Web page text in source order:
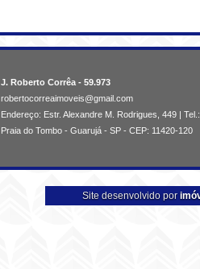
J. Roberto Corrêa - 59.973
robertocorreaimoveis@gmail.com
Endereço: Estr. Alexandre M. Rodrigues, 449 |
Praia do Tombo - Guarujá - SP - CEP: 11420-120
Site desenvolvido por